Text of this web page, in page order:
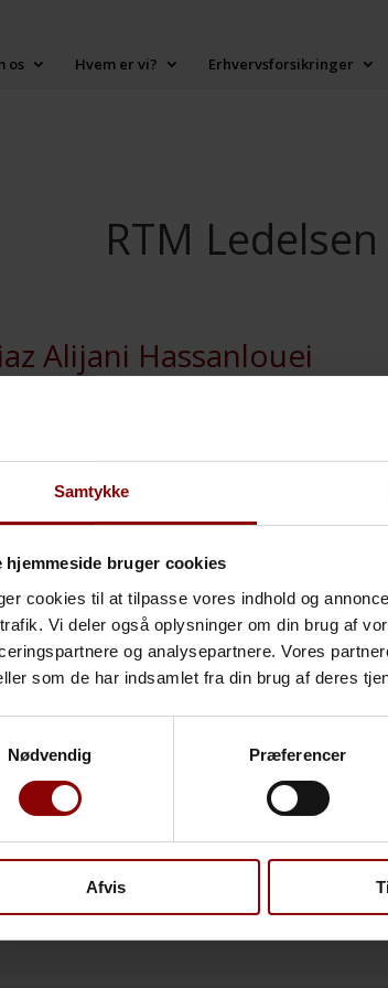
Samtykke
hjemmeside bruger cookies
cookies til at tilpasse vores indhold og
Vi deler også oplysninger om din brug af
og analysepartnere. Vores
som de har indsamlet fra din brug af deres
Nødvendig
Præferencer
Afvis
os Hvem er vi? Erhvervsforsikringer
RTM
Alijani Hassanlouei
leder med over 20 års erfaring
Jeg har været
til at styre it-projekter, håndtere it-support og
leder går jeg forrest og vægter medarbejdertrivsel
fokus på kommunikation og samarbejde, og forstår